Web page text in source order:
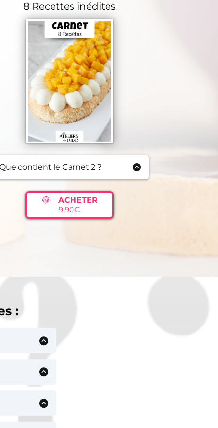
8 Recettes inédites
Que contient le Carnet 2 ?
Tarte Framboise Coco
Tartelettes Choco Framboise
Charlotte aux Fraises
Tartelettes Figues Pistache
ACHETER
9,90€
: